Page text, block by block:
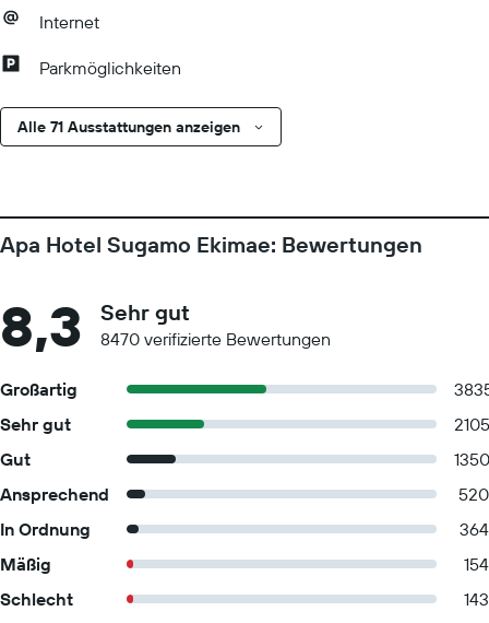
Internet
Parkmöglichkeiten
Alle 71 Ausstattungen anzeigen
Apa Hotel Sugamo Ekimae: Bewertungen
8,3 Sehr gut
8470 verifizierte Bewertungen
Großartig
Sehr gut
2105
Gut
1350
Ansprechend
520
In Ordnung
364
Mäßig
154
Schlecht
143